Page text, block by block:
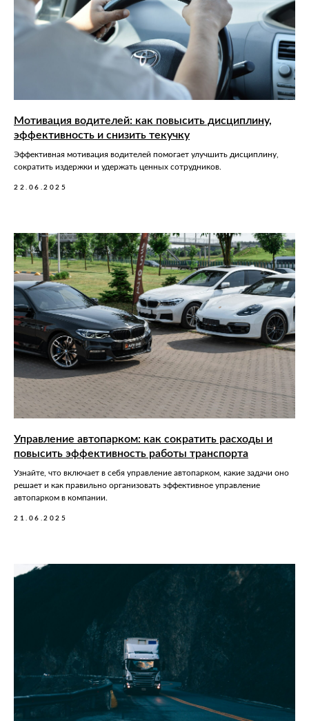
Мотивация водителей: как повысить дисциплину,
эффективность и снизить текучку
Эффективная мотивация водителей помогает улучшить дисциплину,
сократить издержки и удержать ценных сотрудников.
22.06.2025
Управление автопарком: как сократить расходы и
повысить эффективность работы транспорта
Узнайте, что включает в себя управление автопарком, какие задачи оно
решает и как правильно организовать эффективное управление
автопарком в компании.
21.06.2025